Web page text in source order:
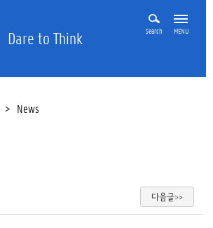
Dare to Think Search MENU
> News
다음글>>